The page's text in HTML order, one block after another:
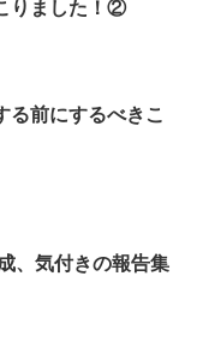
りました！②
る前にするべきこ
、気付きの報告集